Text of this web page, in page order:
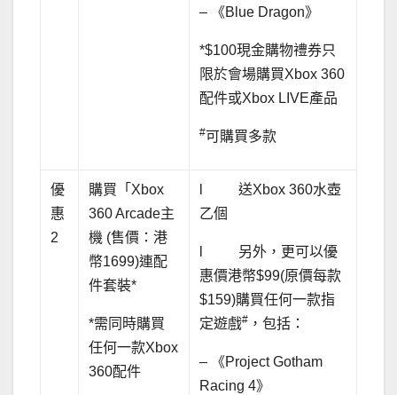
– 《Blue Dragon》
*$100現金購物禮券只
限於會場購買Xbox 360
配件或Xbox LIVE產品
#可購買多款
優
惠
2
購買「Xbox
360 Arcade主
機 (售價：港
幣1699)連配
件套裝*
*需同時購買
任何一款Xbox
360配件
l 送Xbox 360水壺
乙個
l 另外，更可以優
惠價港幣$99(原價每款
$159)購買任何一款指
定遊戲# ，包括：
– 《Project Gotham
Racing 4》